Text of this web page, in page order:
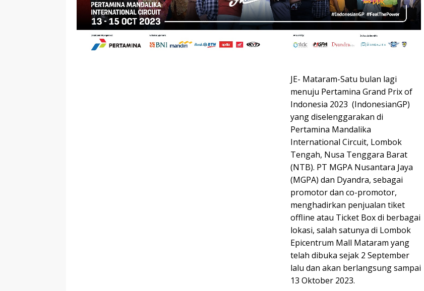
JE- Mataram-Satu bulan lagi
menuju Pertamina Grand Prix of
Indonesia 2023 (IndonesianGP)
yang diselenggarakan di
Pertamina Mandalika
International Circuit, Lombok
Tengah, Nusa Tenggara Barat
(NTB). PT MGPA Nusantara Jaya
(MGPA) dan Dyandra, sebagai
promotor dan co-promotor,
menghadirkan penjualan tiket
offline atau Ticket Box di berbagai
lokasi, salah satunya di Lombok
Epicentrum Mall Mataram yang
telah dibuka sejak 2 September
lalu dan akan berlangsung sampai
13 Oktober 2023.